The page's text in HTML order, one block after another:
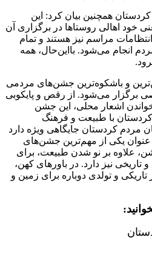
همچنین بیان کرد: این
خود اهالی روستاها در برگزاری آن
مراسم نیز هستند و تمام
انجام می‌شود. بااین‌حال، همه
و باشکوه‌ترین جشن‌های مردمی
برگزار می‌شود. از رقص و پایکوبی
اشعار محلی، این جشن
با طبیعت و فرهنگ
مردم کردستان جایگاهی ویژه دارد
عنوان یکی از مهم‌ترین جشن‌های
علاوه بر نو شدن طبیعت، برای
تاریخی نیز دارد. در باورهای کهن،
تاریکی و تولدی دوباره برای زمین و